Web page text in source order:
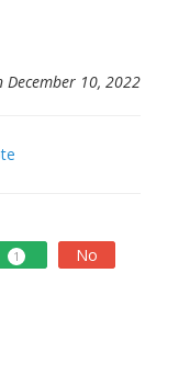
December 10, 2022
1 No